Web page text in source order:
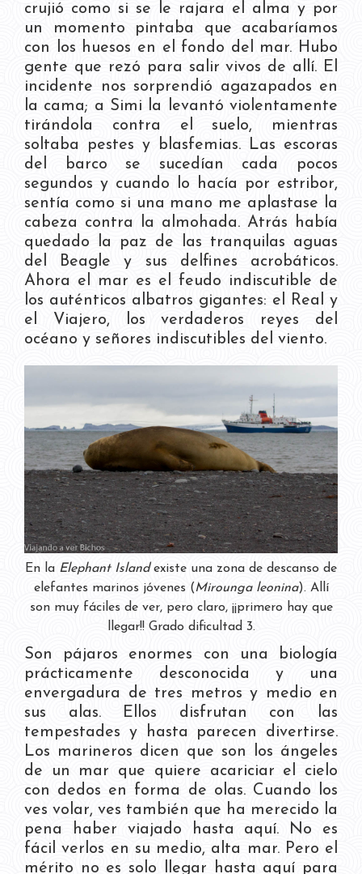
crujió como si se le rajara el alma y por
un momento pintaba que acabaríamos
con los huesos en el fondo del mar. Hubo
gente que rezó para salir vivos de allí. El
incidente nos sorprendió agazapados en
la cama; a Simi la levantó violentamente
tirándola contra el suelo, mientras
soltaba pestes y blasfemias. Las escoras
del barco se sucedían cada pocos
segundos y cuando lo hacía por estribor,
sentía como si una mano me aplastase la
cabeza contra la almohada. Atrás había
quedado la paz de las tranquilas aguas
del Beagle y sus delfines acrobáticos.
Ahora el mar es el feudo indiscutible de
los auténticos albatros gigantes: el Real y
el Viajero, los verdaderos reyes del
océano y señores indiscutibles del viento.
En la Elephant Islandexiste una zona de descanso de
elefantes marinos jóvenes (Mirounga leonina). Allí
son muy fáciles de ver, pero claro, ¡¡primero hay que
llegar!! Grado dificultad 3.
Son pájaros enormes con una biología
prácticamente desconocida y una
envergadura de tres metros y medio en
sus alas. Ellos disfrutan con las
tempestades y hasta parecen divertirse.
Los marineros dicen que son los ángeles
de un mar que quiere acariciar el cielo
con dedos en forma de olas. Cuando los
ves volar, ves también que ha merecido la
pena haber viajado hasta aquí. No es
fácil verlos en su medio, alta mar. Pero el
mérito no es solo llegar hasta aquí para